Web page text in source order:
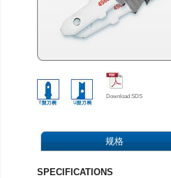
Download SDS
规格
SPECIFICATIONS